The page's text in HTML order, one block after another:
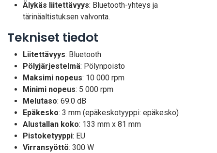
Älykäs liitettävyys: Bluetooth-yhteys ja
tärinäaltistuksen valvonta.
Tekniset tiedot
Liitettävyys: Bluetooth
Pölyjärjestelmä: Pölynpoisto
Maksimi nopeus: 10 000 rpm
Minimi nopeus: 5 000 rpm
Melutaso: 69.0 dB
Epäkesko: 3 mm (epäkeskotyyppi: epäkesko)
Alustallan koko: 133 mm x 81 mm
Pistoketyyppi: EU
Virransyöttö: 300 W